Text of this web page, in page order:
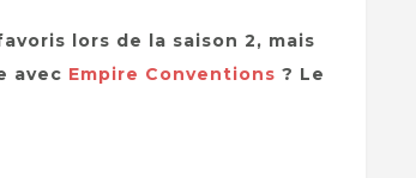
lors de la saison 2, mais
avec Empire Conventions ? Le